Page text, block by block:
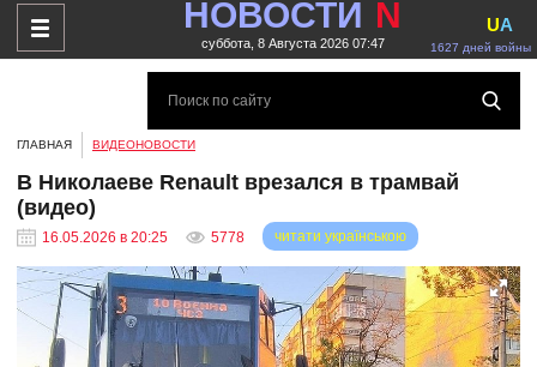
НОВОСТИ N
суббота, 8 Августа 2026 07:47 1627 дней войны
UA
ГЛАВНАЯ ВИДЕОНОВОСТИ
В Николаеве Renault врезался в трамвай
(видео)
16.05.2026 в 20:25 5778 читати українською